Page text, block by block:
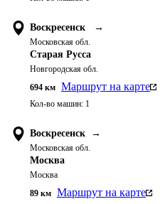
Воскресенск →
Московская обл.
Старая Русса
Новгородская обл.
694 км Маршрут на карте
Кол-во машин: 1
Воскресенск →
Московская обл.
Москва
Москва
89 км Маршрут на карте